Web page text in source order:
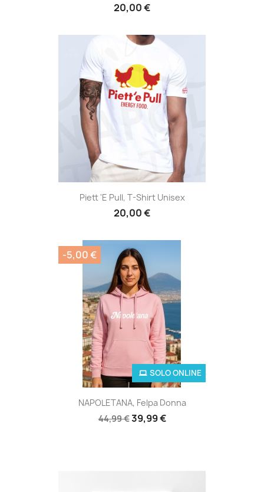
20,00 €
Piett 'e Pull, T-Shirt Unisex
20,00 €
NAPOLETANA, Felpa Donna
44,99 €39,99 €
SOLO ONLINE
-5,00 €